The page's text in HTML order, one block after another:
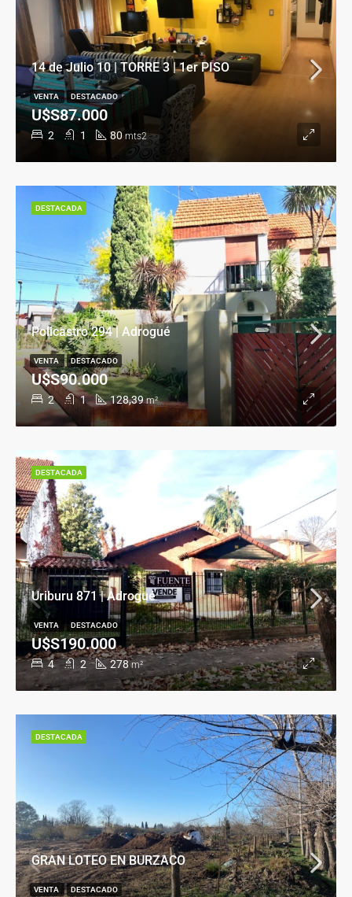
14 de Julio 10 | TORRE 3 | 1er PISO
2 1 80 mts2
U$S87.000
VENTA DESTACADO
Policastro 294 | Adrogué
2 1 128,39 m²
U$S90.000
VENTA DESTACADO
DESTACADA
Uriburu 871 | Adrogué
4 2 278 m²
U$S190.000
VENTA DESTACADO
DESTACADA
GRAN LOTEO EN BURZACO
VENTA DESTACADO
DESTACADA